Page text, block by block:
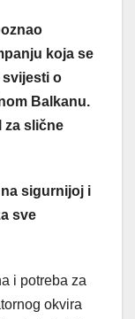
koja se
o
Balkanu.
za slične
sigurnijoj i
sve
i potreba za
okvira